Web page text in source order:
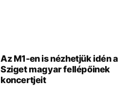
Az M1-en is nézhetjük idén a
Sziget magyar fellépőinek
koncertjeit